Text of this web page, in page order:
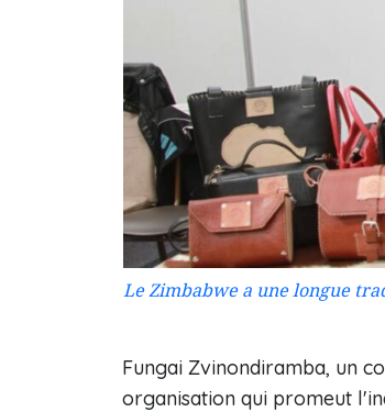
Le Zimbabwe a une longue
Fungai Zvinondiramba, un
organisation qui promeut